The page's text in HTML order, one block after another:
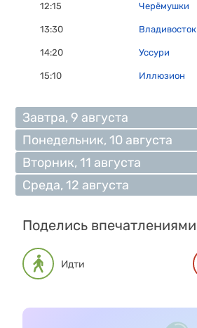
12:15 Черёмушки
13:30 Владивосток
14:20 Уссури
15:10 Иллюзион
Завтра, 9 августа
Понедельник, 10 августа
Вторник, 11 августа
Среда, 12 августа
Поделись впечатлениями
Идти